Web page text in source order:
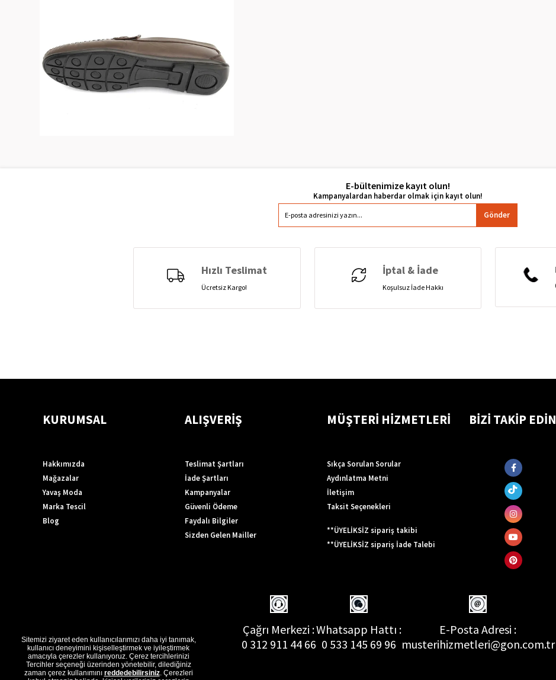
E-bültenimize kayıt olun!
Gönder
Hızlı Teslimat
Ücretsiz Kargo!
İptal & İade
Koşulsuz İade Hakkı
KURUMSAL
Hakkımızda
Mağazalar
Yavaş Moda
Marka Tescil
Blog
ALIŞVERİŞ
Teslimat Şartları
İade Şartları
Kampanyalar
Güvenli Ödeme
Faydalı Bilgiler
Sizden Gelen Mailler
MÜŞTERİ HİZMETLERİ
Sıkça Sorulan Sorular
Aydınlatma Metni
İletişim
Taksit Seçenekleri
**ÜYELİKSİZ sipariş takibi
**ÜYELİKSİZ sipariş İade Talebi
BİZİ TAKİP EDİN
Çağrı Merkezi :
0 312 911 44 66
Whatsapp Hattı :
0 533 145 69 96
E-Posta Adresi :
musterihizmetleri@gon.com.tr
Sitemizi ziyaret eden kullanıcılarımızı daha iyi tanımak,
kullanıcı deneyimini kişiselleştirmek ve iyileştirmek
amacıyla çerezler kullanıyoruz. Çerez tercihlerinizi
Tercihler seçeneği üzerinden yönetebilir, dilediğiniz
zaman çerez kullanımını reddedebilirsiniz. Çerezleri